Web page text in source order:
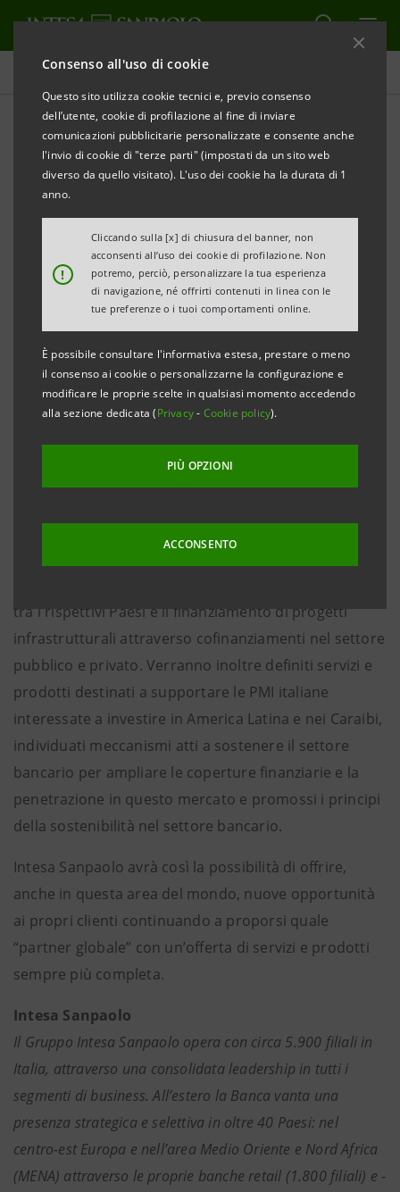
Consenso all'uso di cookie
Questo sito utilizza cookie tecnici e, previo consenso
dell’utente, cookie di profilazione al fine di inviare
comunicazioni pubblicitarie personalizzate e consente anche
l'invio di cookie di "terze parti" (impostati da un sito web
diverso da quello visitato). L'uso dei cookie ha la durata di 1
anno.
!
Cliccando sulla [x] di chiusura del banner, non
acconsenti all’uso dei cookie di profilazione. Non
potremo, perciò, personalizzare la tua esperienza
di navigazione, né offrirti contenuti in linea con le
tue preferenze o i tuoi comportamenti online.
È possibile consultare l'informativa estesa, prestare o meno
il consenso ai cookie o personalizzarne la configurazione e
modificare le proprie scelte in qualsiasi momento accedendo
alla sezione dedicata (Privacy- Cookie policy).
PIÙ OPZIONI
ACCONSENTO
Comunicati stampa
STAMPA AGGIORNA
INTER-AMERICAN DEVELOPMENT BANK E INTESA
SANPAOLO: ACCORDO PER RAFFORZARE LA
COLLABORAZIONE IN AMERICA LATINA E CARAIBI
Roma, 24 novembre 2010– Luis Alberto Moreno,
presidente di Inter-American Development Bank
(IDB), e Marcello Sala, Vice Presidente Vicario del
Consiglio di Gestione di Intesa Sanpaolo, hanno
sottoscritto oggi un protocollo d’intesa finalizzato ad
aumentare la collaborazione in America Latina e nei
Caraibi a sostegno alle imprese italiane - in
particolare piccole e medie (PMI) - che intendono
tra i rispettivi Paesi e il finanziamento di progetti
infrastrutturali attraverso cofinanziamenti nel settore
pubblico e privato. Verranno inoltre definiti servizi e
prodotti destinati a supportare le PMI italiane
interessate a investire in America Latina e nei Caraibi,
individuati meccanismi atti a sostenere il settore
bancario per ampliare le coperture finanziarie e la
penetrazione in questo mercato e promossi i principi
della sostenibilità nel settore bancario.
Intesa Sanpaolo avrà così la possibilità di offrire,
anche in questa area del mondo, nuove opportunità
ai propri clienti continuando a proporsi quale
“partner globale” con un’offerta di servizi e prodotti
sempre più completa.
Intesa Sanpaolo
Il Gruppo Intesa Sanpaolo opera con circa 5.900 filiali in
Italia, attraverso una consolidata leadership in tutti i
segmenti di business. All’estero la Banca vanta una
presenza strategica e selettiva in oltre 40 Paesi: nel
centro-est Europa e nell’area Medio Oriente e Nord Africa
(MENA) attraverso le proprie banche retail (1.800 filiali) e -